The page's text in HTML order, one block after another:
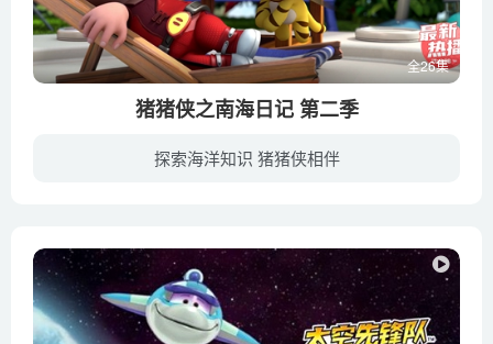
全26集
猪猪侠之南海日记 第二季
探索海洋知识 猪猪侠相伴